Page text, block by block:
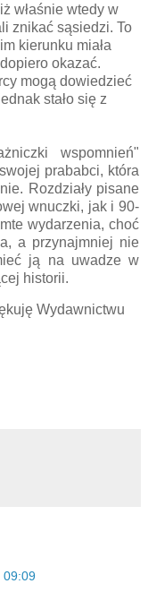
właśnie wtedy w
znikać sąsiedzi. To
kierunku miała
okazać.
mogą dowiedzieć
stało się z
wspomnień"
prababci, która
Rozdziały pisane
wnuczki, jak i 90-
wydarzenia, choć
a przynajmniej nie
ją na uwadze w
historii.
Wydawnictwu
09:09